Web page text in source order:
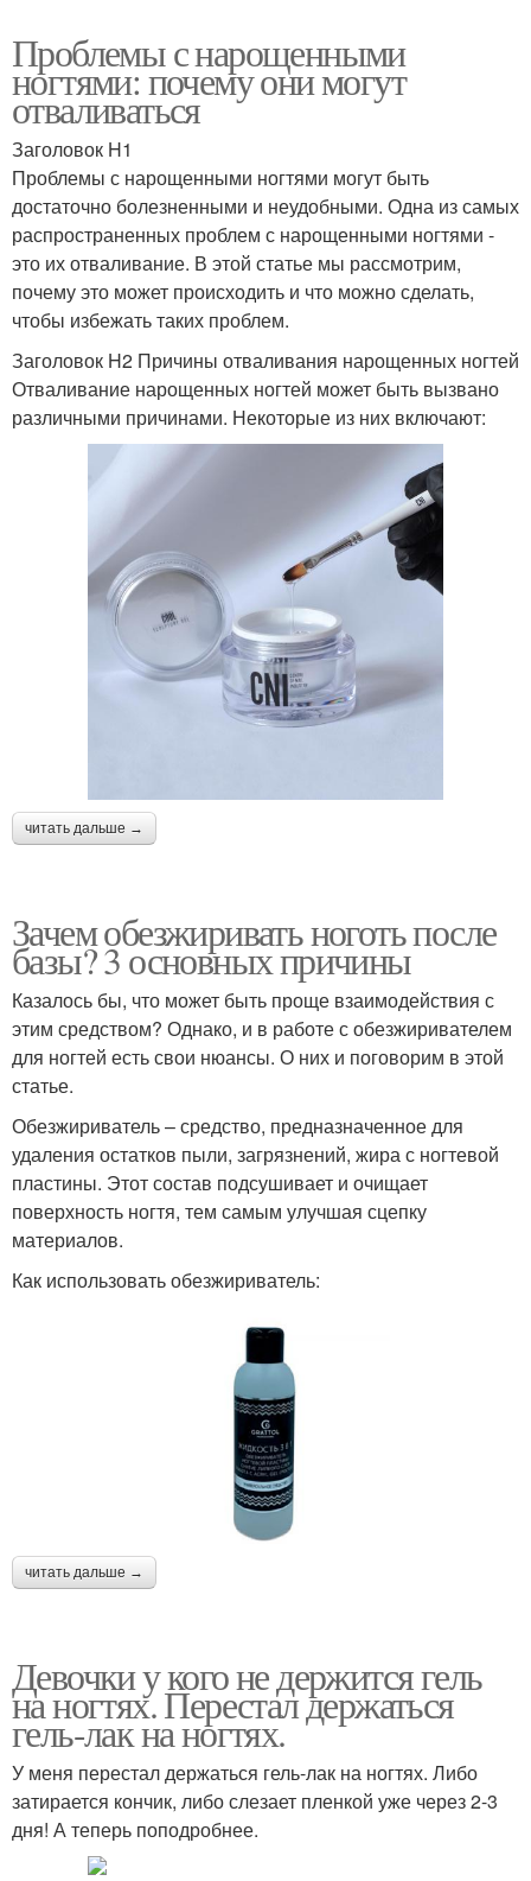
Проблемы с нарощенными
ногтями: почему они могут
отваливаться
Заголовок H1
Проблемы с нарощенными ногтями могут быть
достаточно болезненными и неудобными. Одна из самых
распространенных проблем с нарощенными ногтями -
это их отваливание. В этой статье мы рассмотрим,
почему это может происходить и что можно сделать,
чтобы избежать таких проблем.
Заголовок H2 Причины отваливания нарощенных ногтей
Отваливание нарощенных ногтей может быть вызвано
различными причинами. Некоторые из них включают:
читать дальше →
Зачем обезжиривать ноготь после
базы? 3 основных причины
Казалось бы, что может быть проще взаимодействия с
этим средством? Однако, и в работе с обезжиривателем
для ногтей есть свои нюансы. О них и поговорим в этой
статье.
Обезжириватель – средство, предназначенное для
удаления остатков пыли, загрязнений, жира с ногтевой
пластины. Этот состав подсушивает и очищает
поверхность ногтя, тем самым улучшая сцепку
материалов.
Как использовать обезжириватель:
читать дальше →
Девочки у кого не держится гель
на ногтях. Перестал держаться
гель-лак на ногтях.
У меня перестал держаться гель-лак на ногтях. Либо
затирается кончик, либо слезает пленкой уже через 2-3
дня! А теперь поподробнее.